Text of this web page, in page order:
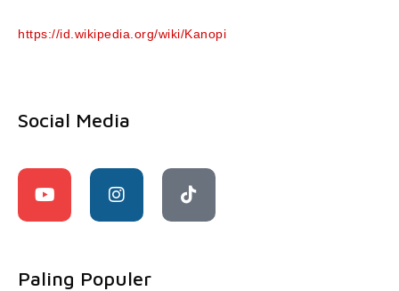
https://id.wikipedia.org/wiki/Kanopi
Social Media
Paling Populer